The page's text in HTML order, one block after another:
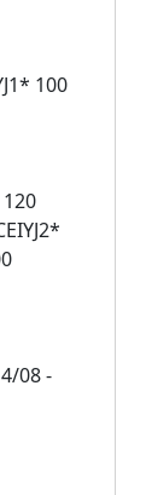
100
08 -